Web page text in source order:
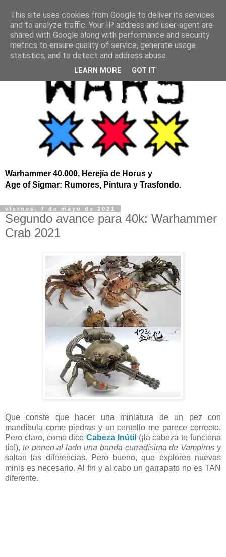
Warhammer 40.000, Herejía de Horus y
Age of Sigmar: Rumores, Pintura y Trasfondo.
viernes, 7 de mayo de 2021
Segundo avance para 40k: Warhammer
Crab 2021
Que conste que hacer una miniatura de un pez con
mandíbula come piedras y un centollo me parece correcto.
Pero claro, como diceCabeza Inútil (¡la cabeza te funciona
tío!), te ponen al lado una banda curradísima de Vampiros y
saltan las diferencias. Pero bueno, que exploren nuevas
minis es necesario. Al fin y al cabo un garrapato no es TAN
diferente.
This site uses cookies from Google to deliver its services
and to analyze traffic. Your IP address and user-agent are
shared with Google along with performance and security
metrics to ensure quality of service, generate usage
statistics, and to detect and address abuse.
LEARN MORE GOT IT